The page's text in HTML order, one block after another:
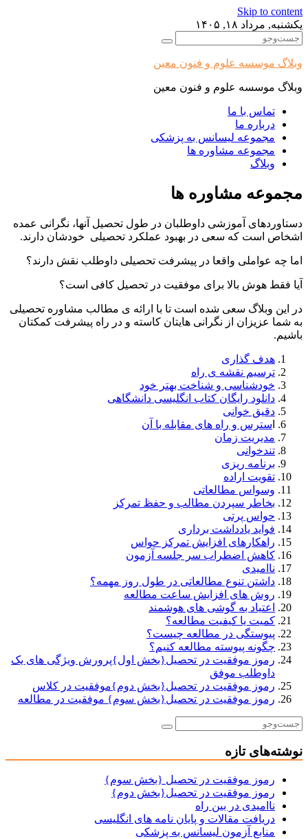
Skip to content
یکشنبه, مرداد ۱۸, ۱۴۰۵
وبلاگ موسسه علوم و فنون معین
وبلاگ موسسه علوم و فنون معین
تماس با ما
درباره ما
مجموعه لیسانس به پزشکی
مجموعه مشاوره ها
وبلاگ
مجموعه مشاوره ها
دستاوردهای آموزشی داوطلبان در طول تحصیل آنها، نگرانی عمده
اشخاص است که سعی در بهبود عملکرد تحصیلی خودشان دارند.
اما چه عواملی واقعا در پیشرفت تحصیلی داوطلب نقش دارند؟
آیا فقط هوش بالا برای موفقیت در تحصیل کافی است؟
در این وبلاگ سعی شده است تا با ارائه ی مطالب مشاوره تحصیلی
به شما عزیزان از نگرانی هایتان کاسته و در راه پیشرفت کمکتان
باشیم.
هدف گذاری
ترسیم نقشه ی راه
خودشناسی و شناخت بهتر خود
دانلود رایگان کتاب انگلیسی دانشگاهی
دقیق خوانی
سترس و راه های مقابله با آن
مدیریت زمان
تندخوانی
برنامه ریزی
تقویت اراده
وسواس مطالعاتی
بخاطر سپردن مطالب و حفظ تمرکز
حواس پرتی
فواید یادداشت برداری
راهکارهای افزایش تمرکز حواس
کاهش اضطراب سر جلسه آزمون
ناامیدی
داشتن تنوع مطالعاتی در طول روز مهمه؟
روش های افزایش ساعت مطالعه
اعتیاد به گوشی های هوشمند
کمیت یا کیفیت مطالعه؟
پیوستگی در مطالعه چیست؟
چگونه پیوسته مطالعه کنیم؟
رموز موفقیت در تحصیل{بخش اول}پرورش ویژگی های یک
داوطلب موفق
رموز موفقیت در تحصیل{بخش دوم}موفقیت در کلاس
رموز موفقیت در تحصیل{بخش سوم} موفقیت در مطالعه
نوشته‌های تازه
رموز موفقیت در تحصیل {بخش سوم}
رموز موفقیت در تحصیل{بخش دوم}
ناامیدی در بین راه
دریافت مقالات و پایان نامه های انگلیسی
منابع آزمون لیسانس به پزشکی